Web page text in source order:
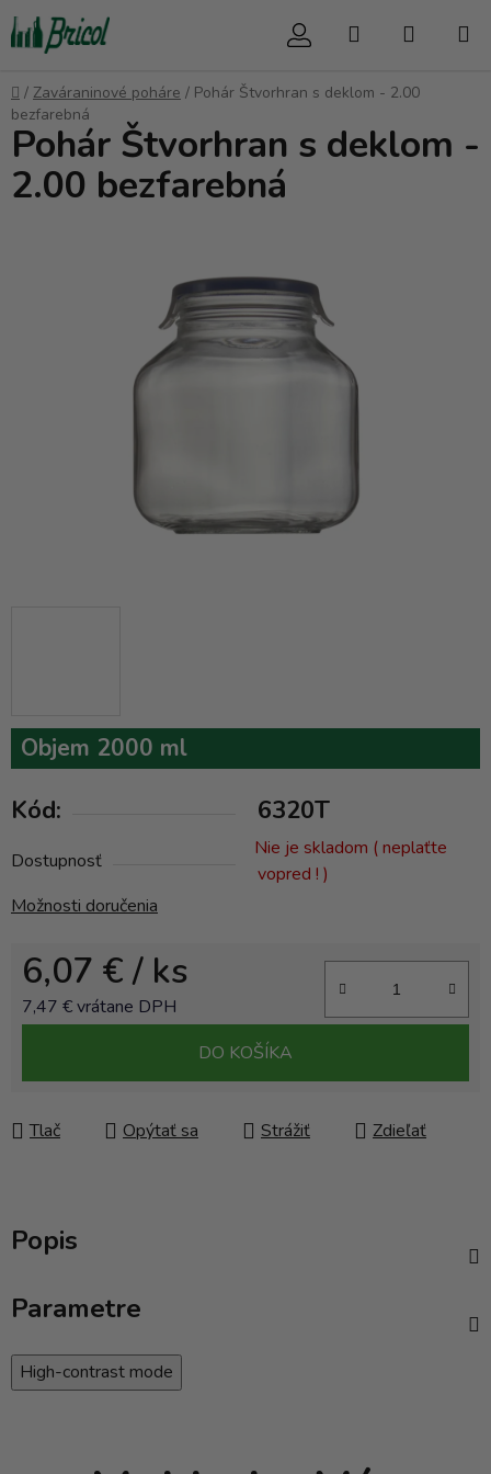
Prejsť
na
obsah
Hľadať
Domov
/ Zaváraninové poháre / Pohár Štvorhran s deklom - 2.00
bezfarebná
Objem 2000 ml
Kód: 6320T
Dostupnosť
Nie je skladom ( neplaťte
vopred ! )
Možnosti doručenia
6,07 €/ ks
7,47 € vrátane DPH
DO KOŠÍKA
Tlač Opýtať sa Strážiť Zdieľať
Pohár Štvorhran s deklom -
2.00 bezfarebná
Popis
Parametre
High-contrast mode